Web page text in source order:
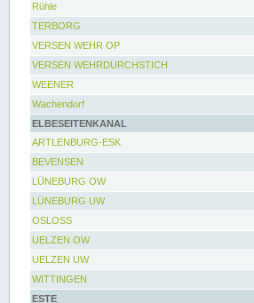
Rühle
TERBORG
VERSEN WEHR OP
VERSEN WEHRDURCHSTICH
WEENER
Wachendorf
ELBESEITENKANAL
ARTLENBURG-ESK
BEVENSEN
LÜNEBURG OW
LÜNEBURG UW
OSLOSS
UELZEN OW
UELZEN UW
WITTINGEN
ESTE